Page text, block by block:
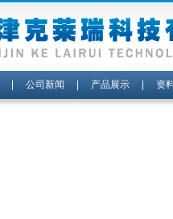
公司新闻 产品展示| 资